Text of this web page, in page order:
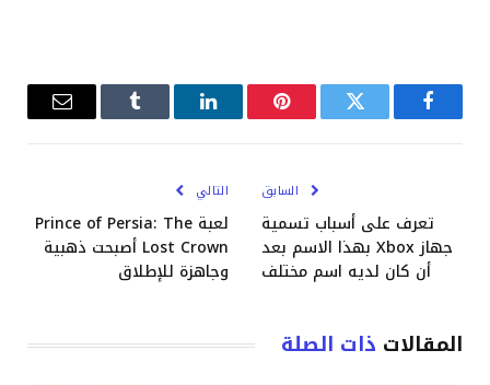
فيسبوكتويتر بينتيريستلينكدإن Tumblrالبريد
السابق
تعرف على أسباب تسمية
جهاز Xbox بهذا الاسم بعد
أن كان لديه اسم مختلف
التالي
لعبة Prince of Persia: The
Lost Crown أصبحت ذهبية
وجاهزة للإطلاق
المقالات ذات الصلة